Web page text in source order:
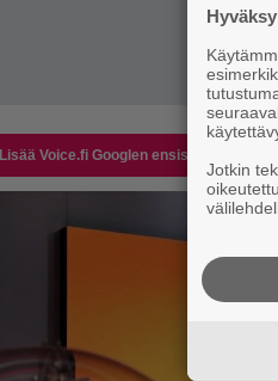
Lisää Voice.fi Googlen ensisijaiseksi
Jotkin